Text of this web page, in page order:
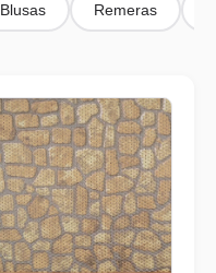
Blusas Remeras